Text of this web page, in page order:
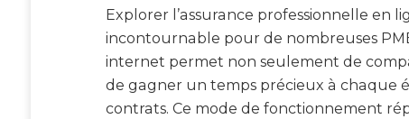
Explorer l’assurance professionnelle en
incontournable pour de nombreuses
internet permet non seulement de
de gagner un temps précieux à chaque
contrats. Ce mode de fonctionnement